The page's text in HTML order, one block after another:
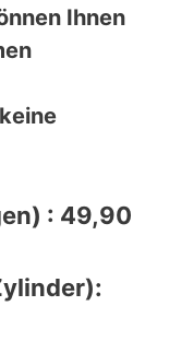
Ihnen
: 49,90